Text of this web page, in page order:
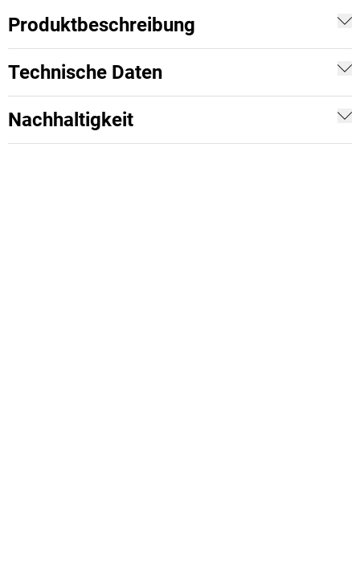
Produktbeschreibung
Technische Daten
Nachhaltigkeit